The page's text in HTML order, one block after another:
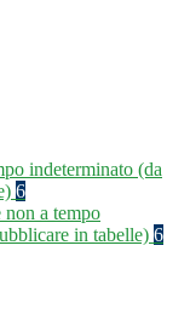
indeterminato (da
6
non a tempo
in tabelle) 6